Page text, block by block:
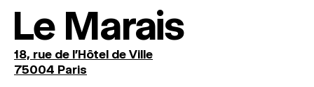
Le Marais
18, rue de l'Hôtel de Ville
75004 Paris